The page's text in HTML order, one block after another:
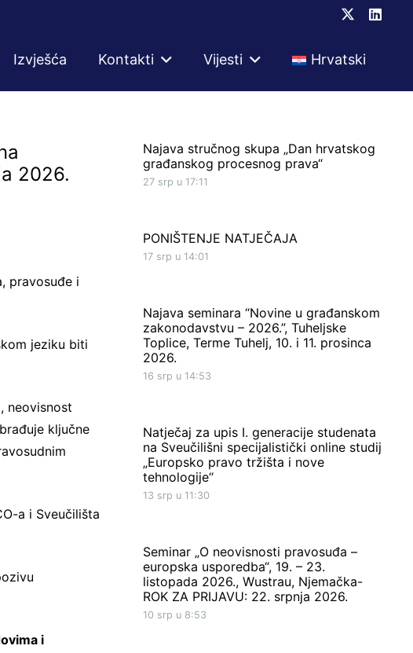
Izvješća Kontakti Vijesti Hrvatski
2026.
pravosuđe i
jeziku biti
neovisnost
ključne
a i Sveučilišta
i
Najava stručnog skupa „Dan hrvatskog
građanskog procesnog prava“
27 srp u 17:11
PONIŠTENJE NATJEČAJA
17 srp u 14:01
Najava seminara “Novine u građanskom
zakonodavstvu – 2026.”, Tuheljske
Toplice, Terme Tuhelj, 10. i 11. prosinca
2026.
16 srp u 14:53
Natječaj za upis I. generacije studenata
na Sveučilišni specijalistički online studij
„Europsko pravo tržišta i nove
tehnologije“
13 srp u 11:30
Seminar „O neovisnosti pravosuđa –
europska usporedba“, 19. – 23.
listopada 2026., Wustrau, Njemačka-
ROK ZA PRIJAVU: 22. srpnja 2026.
10 srp u 8:53